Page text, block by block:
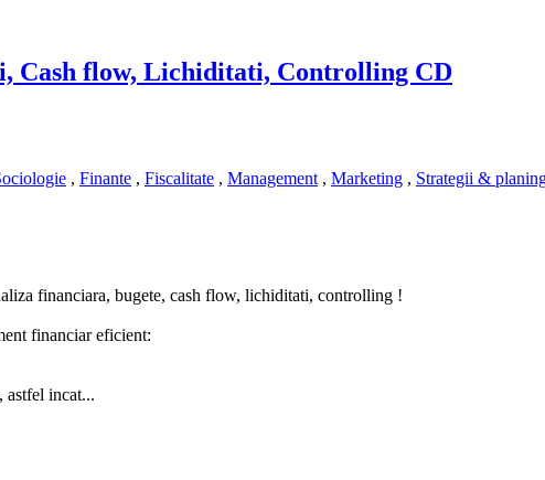
Cash flow, Lichiditati, Controlling CD
, Finante , Fiscalitate , Management , Marketing , Strategii &
financiara, bugete, cash flow, lichiditati, controlling !
financiar eficient:
astfel incat...